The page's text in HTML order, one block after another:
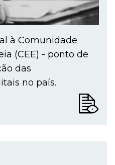
à Comunidade
(CEE) - ponto de
das
no país.